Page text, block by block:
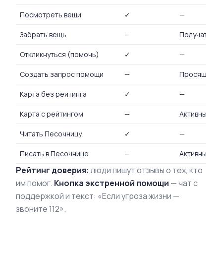
Посмотреть вещи ✓ —
Забрать вещь — Получатель
Откликнуться (помочь) ✓ —
Создать запрос помощи — Просящий /
Карта без рейтинга ✓ —
Карта с рейтингом — Активный
Читать Песочницу ✓ —
Писать в Песочнице — Активный
Рейтинг доверия: люди пишут отзывы о тех, кто
им помог. Кнопка экстренной помощи — чат с
поддержкой и текст: «Если угроза жизни —
звоните 112».